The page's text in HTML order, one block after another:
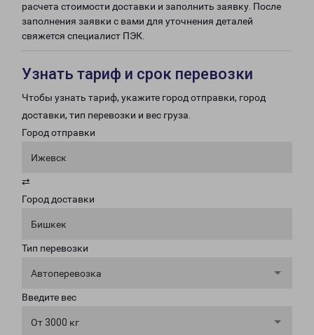
расчета стоимости доставки и заполнить заявку. После
заполнения заявки с вами для уточнения деталей
свяжется специалист ПЭК.
Узнать тариф и срок перевозки
Чтобы узнать тариф, укажите город отправки, город
доставки, тип перевозки и вес груза.
Город отправки
Ижевск
⇄
Город доставки
Бишкек
Тип перевозки
Автоперевозка
Введите вес
От 3000 кг